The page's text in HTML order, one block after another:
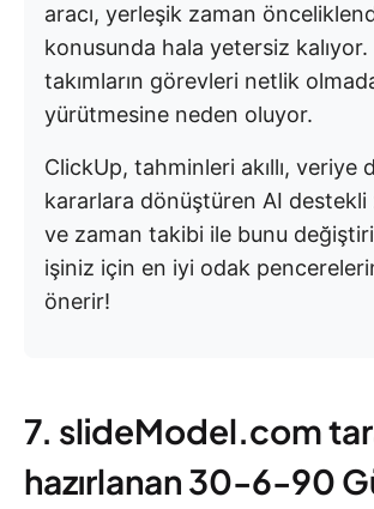
aracı, yerleşik zaman
konusunda hala yetersiz
takımların görevleri netlik
yürütmesine neden oluyor.
ClickUp, tahminleri akıllı, veriye
kararlara dönüştüren AI destekli
ve zaman takibi ile bunu
işiniz için en iyi odak
önerir!
7. slideModel.com
hazırlanan 30-6-90